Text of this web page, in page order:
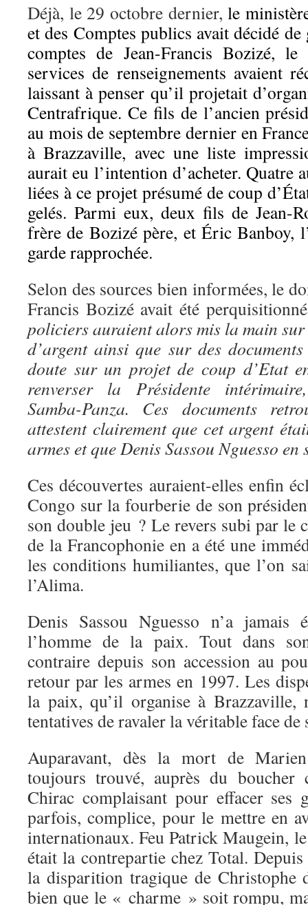
Déjà, le 29 octobre dernier,le
et des Comptes publics avait décidé
comptes de Jean-Francis Bozizé,
services de renseignements avaient
laissant à penser qu’il projetait
Centrafrique. Ce fils de l’ancien
au mois de septembre dernier en
à Brazzaville, avec une liste
aurait eu l’intention d’acheter. Quatre
liées à ce projet présumé de coup
gelés. Parmi eux, deux fils de Jean-
frère de Bozizé père, et Éric Banboy,
garde rapprochée.
Selon des sources bien informées, le
Francis Bozizé avait été
policiers auraient alors mis la main sur
d’argent ainsi que sur des
doute sur un projet de coup d’Etat
renverser la Présidente
Samba-Panza. Ces documents
attestent clairement que cet argent
armes et que Denis Sassou Nguesso
Ces découvertes auraient-elles enfin
Congo sur la fourberie de son
son double jeu ? Le revers subi par le
de la Francophonie en a été une
les conditions humiliantes, que l’on
l’Alima.
Denis Sassou Nguesso n’a jamais
l’homme de la paix. Tout dans
contraire depuis son accession au
retour par les armes en 1997. Les
la paix, qu’il organise à Brazzaville,
tentatives de ravaler la véritable face
Auparavant, dès la mort de
toujours trouvé, auprès du boucher
Chirac complaisant pour effacer ses
parfois, complice, pour le mettre en
internationaux. Feu Patrick Maugein,
était la contrepartie chez Total.
la disparition tragique de Christophe
bien que le « charme » soit rompu,